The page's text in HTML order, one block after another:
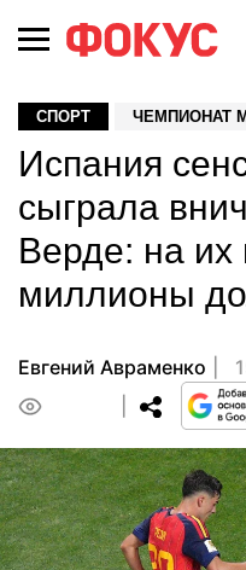
СПОРТ ЧЕМПИОНАТ
Испания
сыграла
Верде: на их
миллионы
Евгений Авраменко